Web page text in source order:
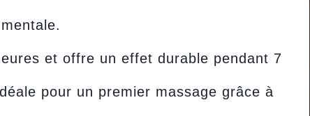
et offre un effet durable pendant 7
pour un premier massage grâce à